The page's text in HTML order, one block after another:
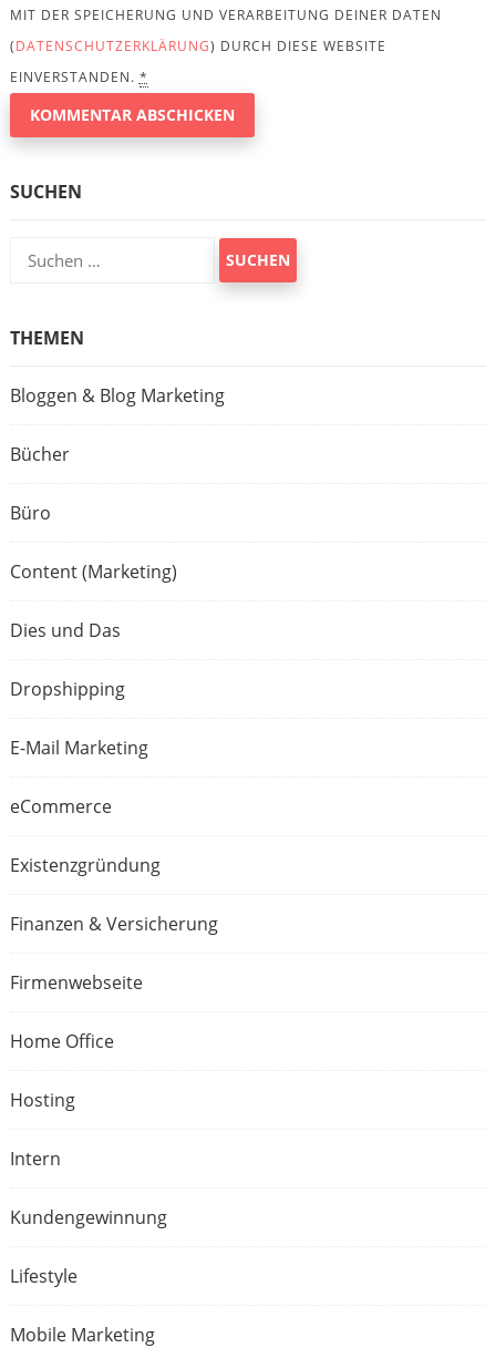
MIT DER SPEICHERUNG UND VERARBEITUNG DEINER DATEN
(DATENSCHUTZERKLÄRUNG) DURCH DIESE WEBSITE
EINVERSTANDEN. *
SUCHEN
Suchen
nach:
THEMEN
Bloggen & Blog Marketing
Bücher
Büro
Content (Marketing)
Dies und Das
Dropshipping
E-Mail Marketing
eCommerce
Existenzgründung
Finanzen & Versicherung
Firmenwebseite
Home Office
Hosting
Intern
Kundengewinnung
Lifestyle
Mobile Marketing